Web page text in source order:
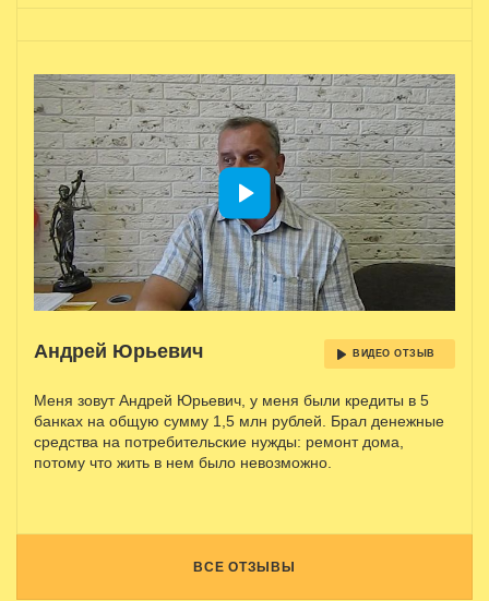
Андрей Юрьевич ВИДЕО ОТЗЫВ
Меня зовут Андрей Юрьевич, у меня были кредиты в 5
банках на общую сумму 1,5 млн рублей. Брал денежные
средства на потребительские нужды: ремонт дома,
потому что жить в нем было невозможно.
ВСЕ ОТЗЫВЫ